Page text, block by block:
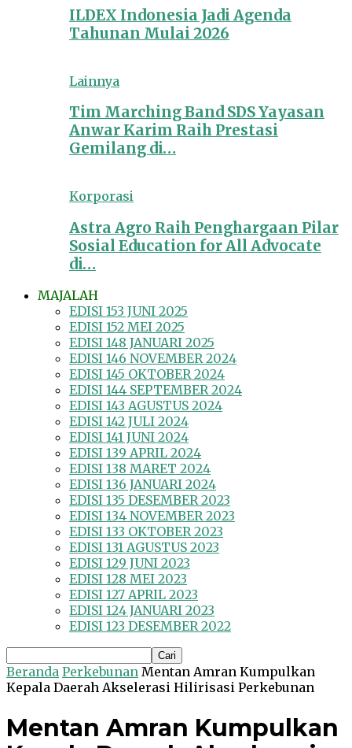
ILDEX Indonesia Jadi Agenda
Tahunan Mulai 2026
Lainnya
Tim Marching Band SDS Yayasan
Anwar Karim Raih Prestasi
Gemilang di…
Korporasi
Astra Agro Raih Penghargaan Pilar
Sosial Education for All Advocate
di…
MAJALAH
EDISI 153 JUNI 2025
EDISI 152 MEI 2025
EDISI 148 JANUARI 2025
EDISI 146 NOVEMBER 2024
EDISI 145 OKTOBER 2024
EDISI 144 SEPTEMBER 2024
EDISI 143 AGUSTUS 2024
EDISI 142 JULI 2024
EDISI 141 JUNI 2024
EDISI 139 APRIL 2024
EDISI 138 MARET 2024
EDISI 136 JANUARI 2024
EDISI 135 DESEMBER 2023
EDISI 134 NOVEMBER 2023
EDISI 133 OKTOBER 2023
EDISI 131 AGUSTUS 2023
EDISI 129 JUNI 2023
EDISI 128 MEI 2023
EDISI 127 APRIL 2023
EDISI 124 JANUARI 2023
EDISI 123 DESEMBER 2022
Beranda Perkebunan Mentan Amran Kumpulkan
Kepala Daerah Akselerasi Hilirisasi Perkebunan
Mentan Amran Kumpulkan